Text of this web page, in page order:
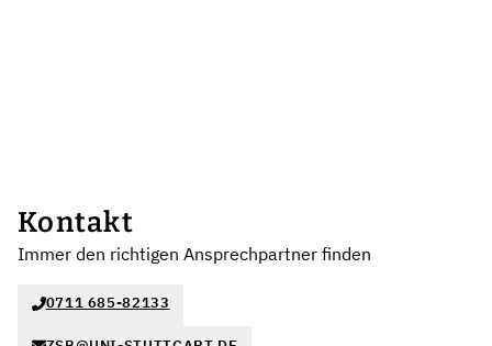
Kontakt
Immer den richtigen Ansprechpartner finden
0711 685-82133